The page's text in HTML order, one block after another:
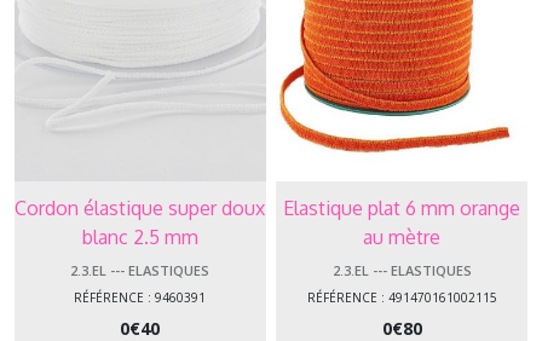
Cordon élastique super doux
blanc 2.5 mm
2.3.EL --- ELASTIQUES
RÉFÉRENCE : 9460391
0€40
Elastique plat 6 mm orange
au mètre
2.3.EL --- ELASTIQUES
RÉFÉRENCE : 491470161002115
0€80